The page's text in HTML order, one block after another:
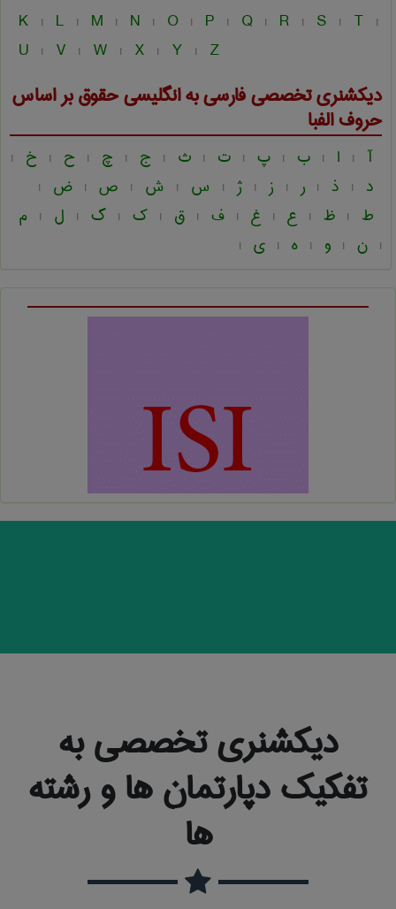
K | L | M | N | O | P | Q | R | S | T |
U | V | W | X | Y | Z
دیکشنری تخصصی فارسی به انگلیسیحقوقبر اساس
حروف الفبا
آ | ا | ب | پ | ت | ث | ج | چ | ح | خ |
د | ذ | ر | ز | ژ | س | ش | ص | ض |
ط | ظ | ع | غ | ف | ق | ک | گ | ل | م
| ن | و | ه | ی |
دیکشنری تخصصی به
تفکیک دپارتمان ها و رشته
ها